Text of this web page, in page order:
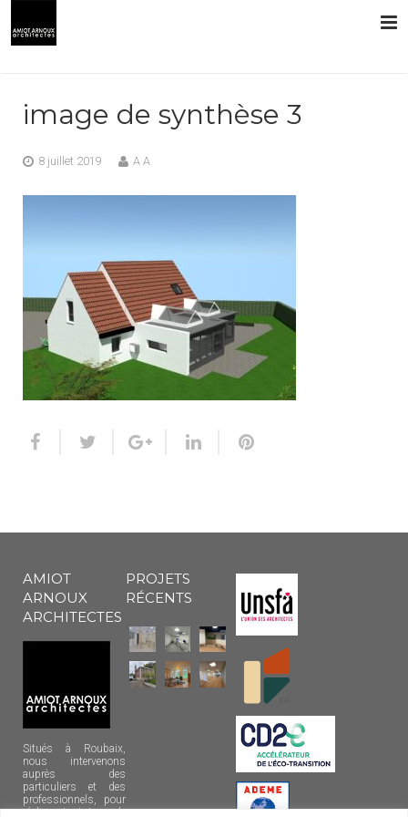
PRESTATIONS
image de synthèse 3
8 juillet 2019 A A
AMIOT
ARNOUX
ARCHITECTES
Situés à Roubaix,
nous intervenons
auprès des
particuliers et des
professionnels, pour
réaliser tout type de
PROJETS
RÉCENTS